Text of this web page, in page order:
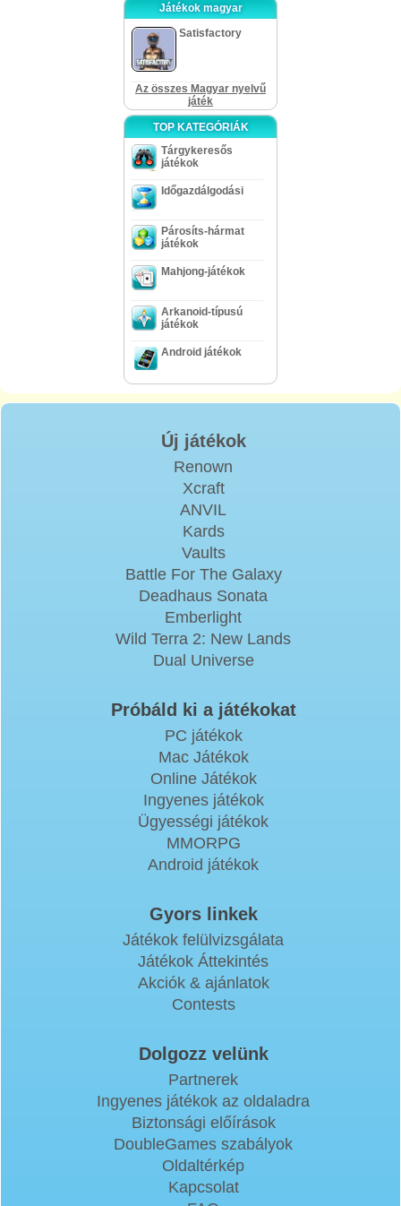
Játékok magyar
Satisfactory
Az összes Magyar nyelvű
játék
TOP KATEGÓRIÁK
Tárgykeresős
játékok
Időgazdálgodási
Párosíts-hármat
játékok
Mahjong-játékok
Arkanoid-típusú
játékok
Android játékok
Új játékok
Renown
Xcraft
ANVIL
Kards
Vaults
Battle For The Galaxy
Deadhaus Sonata
Emberlight
Wild Terra 2: New Lands
Dual Universe
Próbáld ki a játékokat
PC játékok
Mac Játékok
Online Játékok
Ingyenes játékok
Ügyességi játékok
MMORPG
Android játékok
Gyors linkek
Játékok felülvizsgálata
Játékok Áttekintés
Akciók & ajánlatok
Contests
Dolgozz velünk
Partnerek
Ingyenes játékok az oldaladra
Biztonsági előírások
DoubleGames szabályok
Oldaltérkép
Kapcsolat